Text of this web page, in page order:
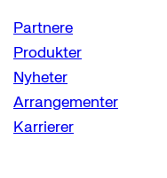
Partnere
Produkter
Nyheter
Arrangementer
Karrierer